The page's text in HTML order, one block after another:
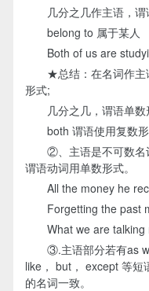
几分之几作主语，谓
belong to 属于某人
Both of us are
★总结：在名词作主
形式;
几分之几，谓语单数
both 谓语使用复数形
②、主语是不可数名词
谓语动词用单数形式。
All the money he
Forgetting the past
What we are talking
③.主语部分若有as
like， but， except 等短
的名词一致。